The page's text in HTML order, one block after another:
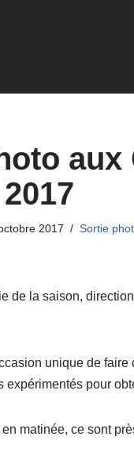
aux
2017 Sortie
de la saison,
unique de
expérimentés pour
matinée, ce sont